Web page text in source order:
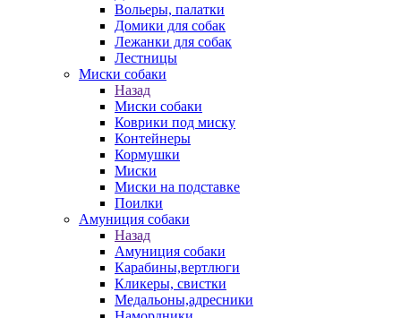
Вольеры, палатки
Домики для собак
Лежанки для собак
Лестницы
Миски собаки
Назад
Миски собаки
Коврики под миску
Контейнеры
Кормушки
Миски
Миски на подставке
Поилки
Амуниция собаки
Назад
Амуниция собаки
Карабины,вертлюги
Кликеры, свистки
Медальоны,адресники